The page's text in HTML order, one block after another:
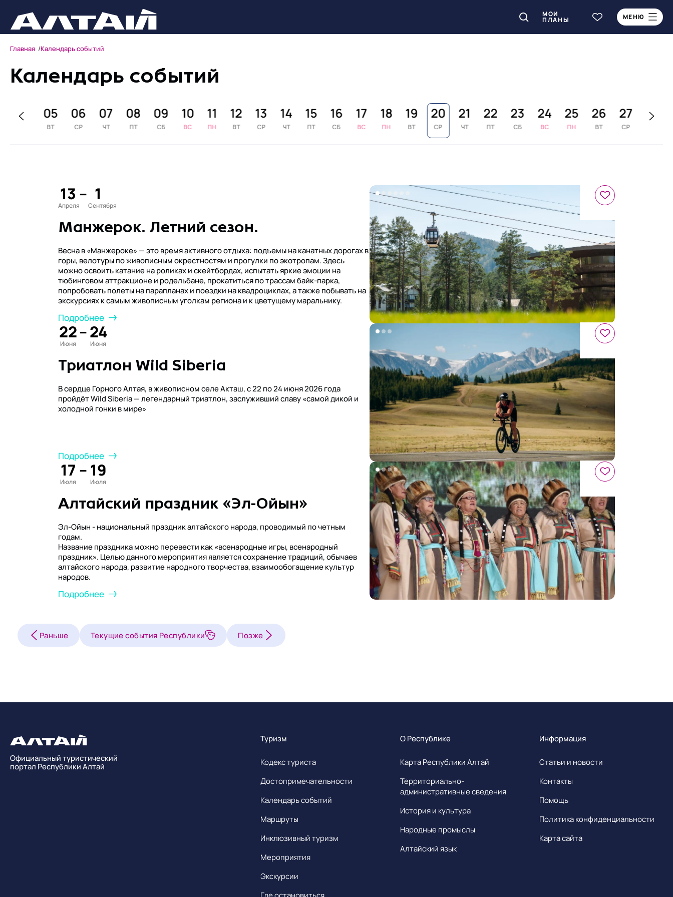
МОИ
ПЛАНЫ МЕНЮ
Главная Календарь событий
Календарь событий
04 05
ВТ
06
СР
07
ЧТ
08
ПТ
09
СБ
10
ВС
11
ПН
12
ВТ
13
СР
14
ЧТ
15
ПТ
16
СБ
17
ВС
18
ПН
19
ВТ
20
СР
21
ЧТ
22
ПТ
23
СБ
24
ВС
25
ПН
26
ВТ
27
СР
28
13
Апреля
– 1
Сентября
Манжерок. Летний сезон.
Весна в «Манжероке» — это время активного отдыха: подъемы на канатных дорогах в
горы, велотуры по живописным окрестностям и прогулки по экотропам. Здесь
можно освоить катание на роликах и скейтбордах, испытать яркие эмоции на
тюбинговом аттракционе и родельбане, прокатиться по трассам байк-парка,
попробовать полеты на парапланах и поездки на квадроциклах, а также побывать на
экскурсиях к самым живописным уголкам региона и к цветущему маральнику.
Подробнее
22
Июня
–24
Июня
Триатлон Wild Siberia
В сердце Горного Алтая, в живописном селе Акташ, с 22 по 24 июня 2026 года
пройдёт Wild Siberia — легендарный триатлон, заслуживший славу «самой дикой и
холодной гонки в мире»
Подробнее
17
Июля
–19
Июля
Алтайский праздник «Эл-Ойын»
Эл-Ойын - национальный праздник алтайского народа, проводимый по четным
годам.
Название праздника можно перевести как «всенародные игры, всенародный
праздник». Целью данного мероприятия является сохранение традиций, обычаев
алтайского народа, развитие народного творчества, взаимообогащение культур
народов.
Подробнее
Раньше Текущие события Республики Позже
Официальный туристический
портал Республики Алтай
Туризм
Кодекс туриста
Достопримечательности
Календарь событий
Маршруты
Инклюзивный туризм
Мероприятия
Экскурсии
О Республике
Карта Республики Алтай
Территориально-
административные сведения
История и культура
Народные промыслы
Алтайский язык
Информация
Статьи и новости
Контакты
Помощь
Политика конфиденциальности
Карта сайта